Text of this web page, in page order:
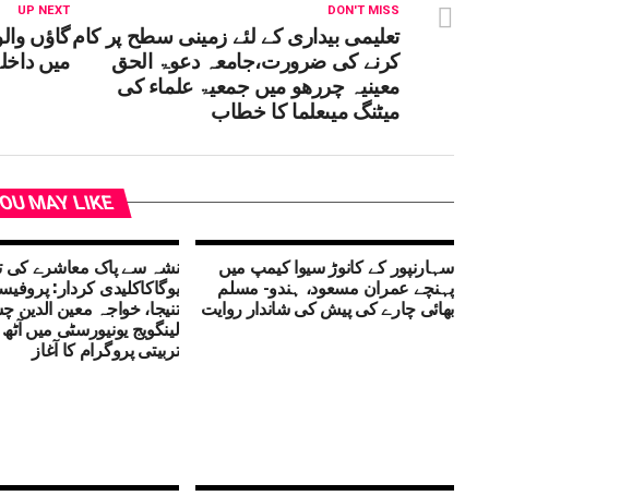
UP NEXT
گاؤں
میں
DON'T MISS
تعلیمی بیداری کے لئے زمینی سطح پر کام
کرنے کی ضرورت،جامعہ دعوۃ الحق
معینیہ چررھو میں جمعیۃ علماء کی
میٹنگ میںعلما کا خطاب
MAY LIKE
سہارنپور کے کانوڑ سیوا کیمپ میں
پہنچے عمران مسعود، ہندو- مسلم
بھائی چارے کی پیش کی شاندار روایت
نشہ سے پاک معاشرے کی
یوگاکاکلیدی کردار:
تنیجا، خواجہ معین الدین
لینگویج یونیورسٹی میں
تربیتی پروگرام کا آغاز